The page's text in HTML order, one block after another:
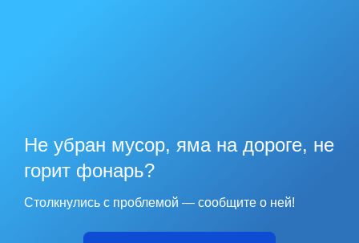
Не убран мусор, яма на дороге, не
горит фонарь?
Столкнулись с проблемой — сообщите о ней!